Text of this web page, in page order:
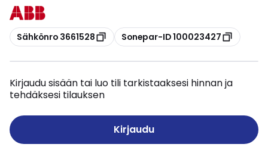
Kopioi
Sähkönro 3661528 Kopioi
Sonepar-ID 100023427
Kirjaudu sisään tai luo tili tarkistaaksesi hinnan ja
tehdäksesi tilauksen
Kirjaudu